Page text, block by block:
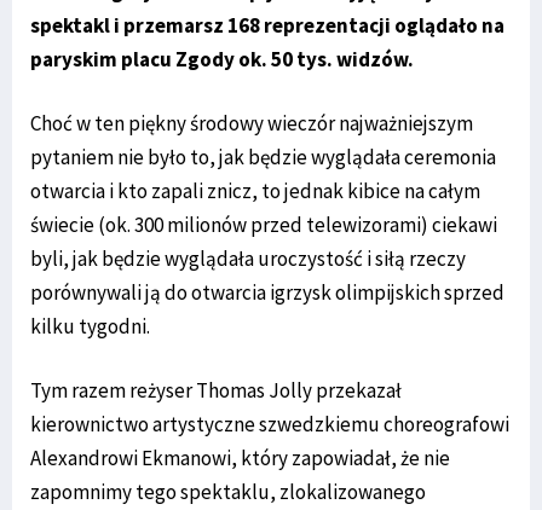
spektakl i przemarsz 168 reprezentacji oglądało na
paryskim placu Zgody ok. 50 tys. widzów.
Choć w ten piękny środowy wieczór najważniejszym
pytaniem nie było to, jak będzie wyglądała ceremonia
otwarcia i kto zapali znicz, to jednak kibice na całym
świecie (ok. 300 milionów przed telewizorami) ciekawi
byli, jak będzie wyglądała uroczystość i siłą rzeczy
porównywali ją do otwarcia igrzysk olimpijskich sprzed
kilku tygodni.
Tym razem reżyser Thomas Jolly przekazał
kierownictwo artystyczne szwedzkiemu choreografowi
Alexandrowi Ekmanowi, który zapowiadał, że nie
zapomnimy tego spektaklu, zlokalizowanego